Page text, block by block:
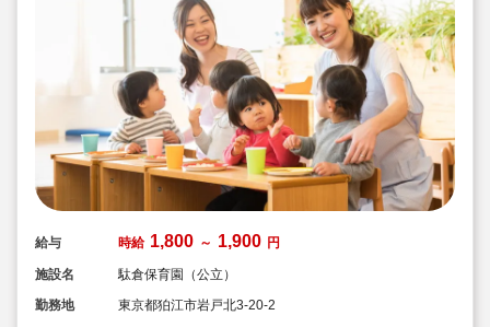
給与 時給 1,800 ～ 1,900 円
施設名
駄倉保育園（公立）
勤務地
東京都狛江市岩戸北3-20-2